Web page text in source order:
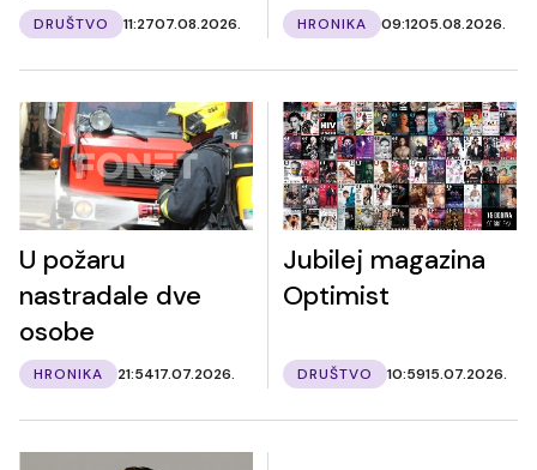
DRUŠTVO 11:2707.08.2026. HRONIKA 09:1205.08.2026.
U požaru
nastradale dve
osobe
HRONIKA 21:5417.07.2026.
Jubilej magazina
Optimist
DRUŠTVO 10:5915.07.2026.